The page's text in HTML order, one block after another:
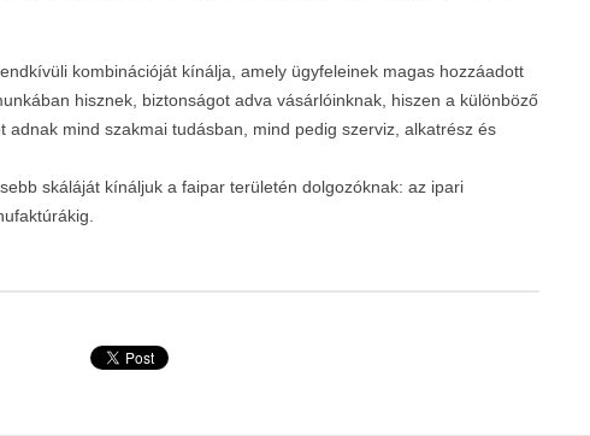
kombinációját kínálja, amely ügyfeleinek magas hozzáadott
hisznek, biztonságot adva vásárlóinknak, hiszen a különböző
adnak mind szakmai tudásban, mind pedig szerviz, alkatrész és
skáláját kínáljuk a faipar területén dolgozóknak: az ipari